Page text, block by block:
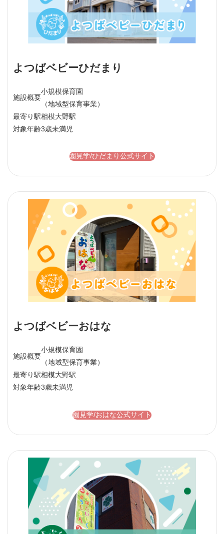
よつばベビーひだまり
施設概要
小規模保育園
（地域型保育事業）
最寄り駅相模大野駅
対象年齢3歳未満児
園見学/ひだまり公式サイト
よつばベビーおはな
施設概要
小規模保育園
（地域型保育事業）
最寄り駅相模大野駅
対象年齢3歳未満児
園見学/おはな公式サイト